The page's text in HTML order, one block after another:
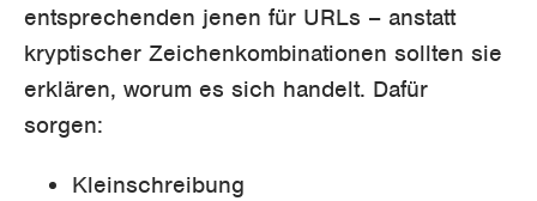
entsprechenden jenen für URLs – anstatt
kryptischer Zeichenkombinationen sollten sie
erklären, worum es sich handelt. Dafür
sorgen:
Kleinschreibung